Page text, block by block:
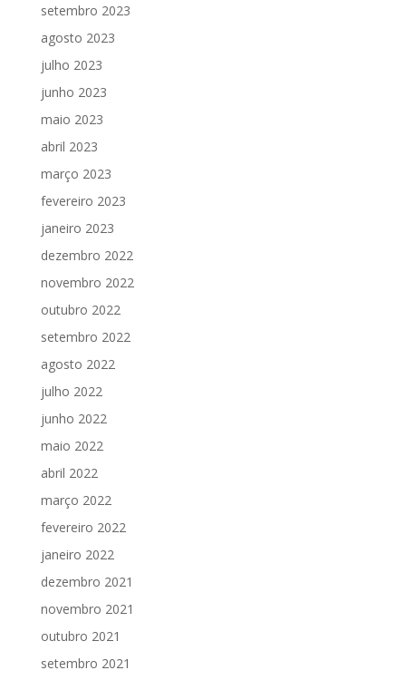
setembro 2023
agosto 2023
julho 2023
junho 2023
maio 2023
abril 2023
março 2023
fevereiro 2023
janeiro 2023
dezembro 2022
novembro 2022
outubro 2022
setembro 2022
agosto 2022
julho 2022
junho 2022
maio 2022
abril 2022
março 2022
fevereiro 2022
janeiro 2022
dezembro 2021
novembro 2021
outubro 2021
setembro 2021